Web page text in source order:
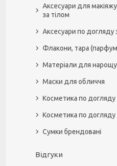
Аксесуари для
за тілом
Аксесуари по догляду
Флакони, тара
Матеріали для
Маски для обличчя
Косметика по догляду
Косметика по догляду
Сумки брендовані
Відгуки